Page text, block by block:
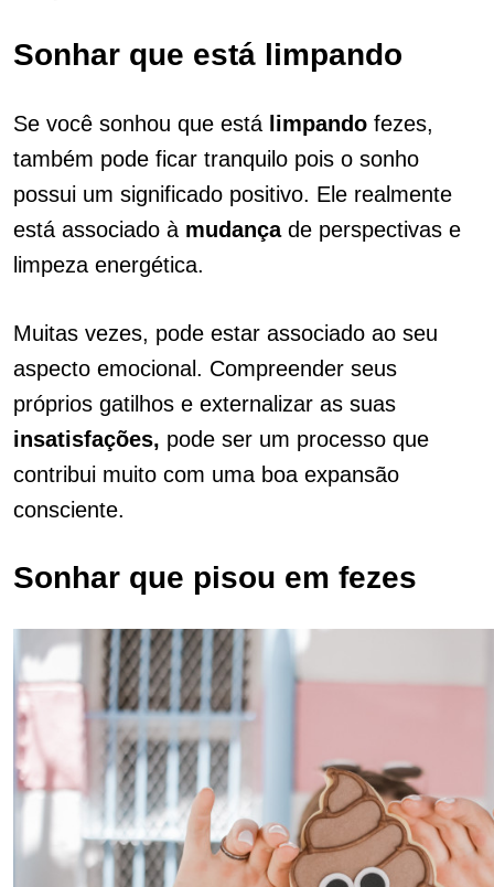
Sonhar que está limpando
Se você sonhou que está limpando fezes,
também pode ficar tranquilo pois o sonho
possui um significado positivo. Ele realmente
está associado à mudançade perspectivas e
limpeza energética.
Muitas vezes, pode estar associado ao seu
aspecto emocional. Compreender seus
próprios gatilhos e externalizar as suas
insatisfações, pode ser um processo que
contribui muito com uma boa expansão
consciente.
Sonhar que pisou em fezes